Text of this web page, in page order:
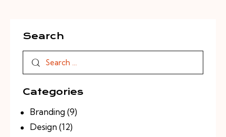
Search
Search
for:
Categories
Branding(9)
Design(12)